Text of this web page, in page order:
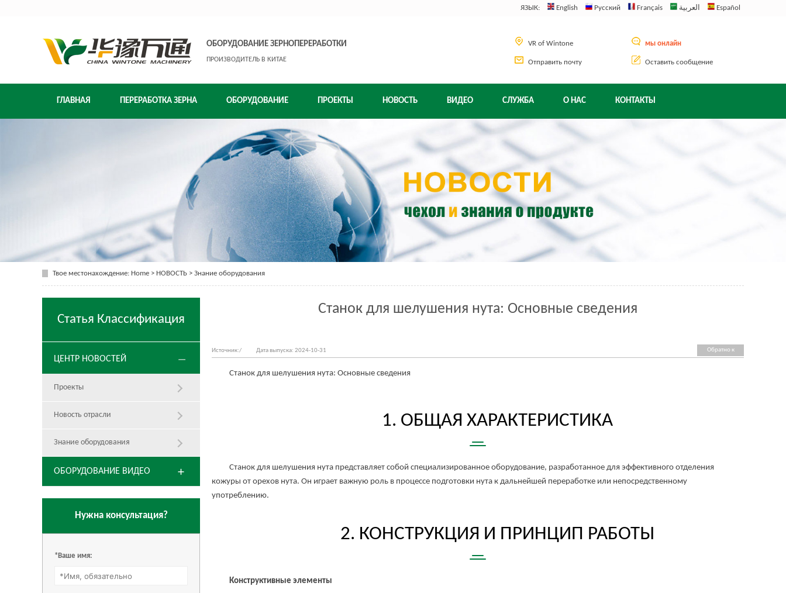
ЯЗЫК: English Русский Français العربية Español
ОБОРУДОВАНИЕ ЗЕРНОПЕРЕРАБОТКИ
ПРОИЗВОДИТЕЛЬ В КИТАЕ
VR of Wintone мы онлайн
Отправить почту Оставить сообщение
ГЛАВНАЯ ПЕРЕРАБОТКА ЗЕРНА ОБОРУДОВАНИЕ ПРОЕКТЫ НОВОСТЬ ВИДЕО СЛУЖБА О НАС КОНТАКТЫ
Твое местонахождение: Home > НОВОСТЬ > Знание оборудования
Станок для шелушения нута: Основные сведения
Обратно к
Источник:/ Дата выпуска: 2024-10-31
Станок для шелушения нута: Основные сведения
1. ОБЩАЯ ХАРАКТЕРИСТИКА
Станок для шелушения нута представляет собой специализированное оборудование, разработанное для эффективного отделения
кожуры от орехов нута. Он играет важную роль в процессе подготовки нута к дальнейшей переработке или непосредственному
употреблению.
2. КОНСТРУКЦИЯ И ПРИНЦИП РАБОТЫ
Конструктивные элементы
Статья Классификация
ЦЕНТР НОВОСТЕЙ
Проекты
Новость отрасли
Знание оборудования
ОБОРУДОВАНИЕ ВИДЕО
Нужна консультация?
*Ваше имя: